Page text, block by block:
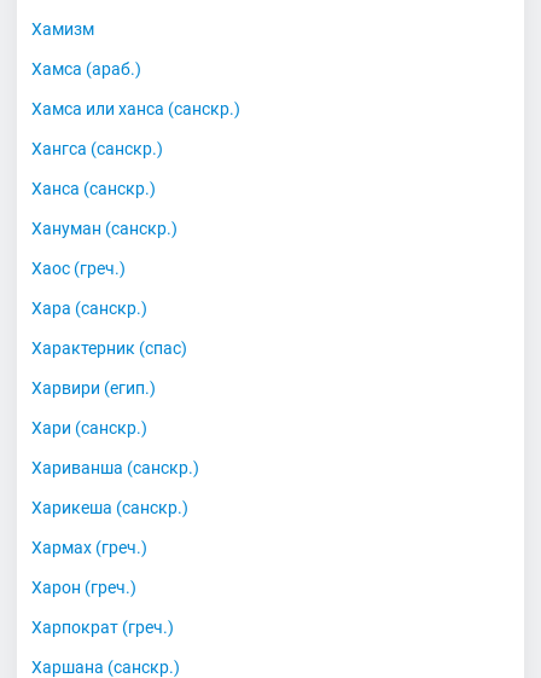
Хамизм
Хамса (араб.)
Хамса или ханса (санскр.)
Хангса (санскр.)
Ханса (санскр.)
Хануман (санскр.)
Хаос (греч.)
Хара (санскр.)
Характерник (спас)
Харвири (егип.)
Хари (санскр.)
Хариванша (санскр.)
Харикеша (санскр.)
Хармах (греч.)
Харон (греч.)
Харпократ (греч.)
Харшана (санскр.)